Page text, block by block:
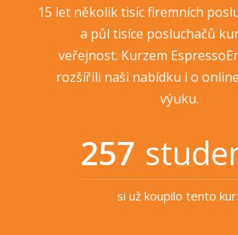
15 let několik tisíc firemních
a půl tisíce posluchačů
veřejnost. Kurzem
rozšířili naši nabídku i o
výuku.
257
si už koupilo tento